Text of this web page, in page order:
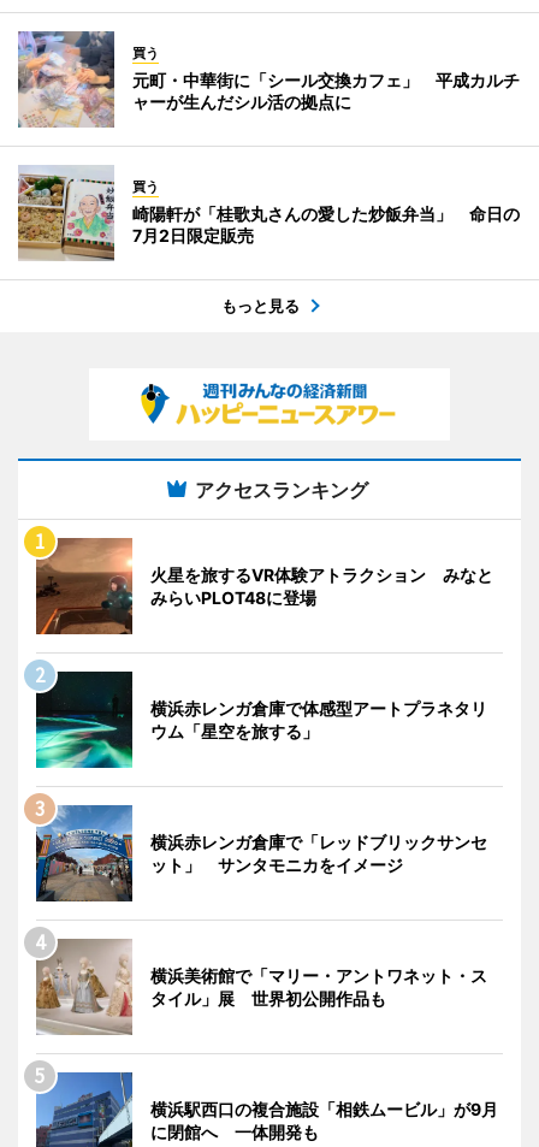
買う
元町・中華街に「シール交換カフェ」 平成カルチ
ャーが生んだシル活の拠点に
買う
崎陽軒が「桂歌丸さんの愛した炒飯弁当」 命日の
7月2日限定販売
もっと見る
アクセスランキング
火星を旅するVR体験アトラクション みなと
みらいPLOT48に登場
横浜赤レンガ倉庫で体感型アートプラネタリ
ウム「星空を旅する」
横浜赤レンガ倉庫で「レッドブリックサンセ
ット」 サンタモニカをイメージ
横浜美術館で「マリー・アントワネット・ス
タイル」展 世界初公開作品も
横浜駅西口の複合施設「相鉄ムービル」が9月
に閉館へ 一体開発も